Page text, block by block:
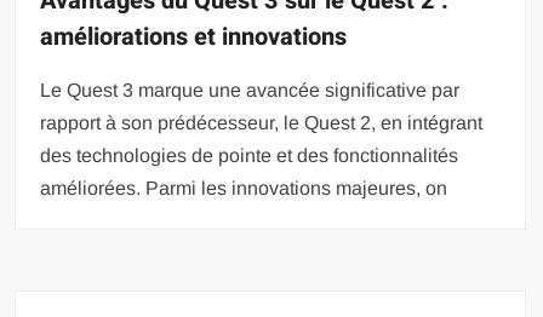
améliorations et innovations
Le Quest 3 marque une avancée significative par
rapport à son prédécesseur, le Quest 2, en intégrant
des technologies de pointe et des fonctionnalités
améliorées. Parmi les innovations majeures, on